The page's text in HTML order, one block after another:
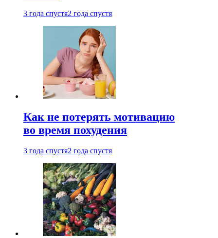
3 года спустя2 года спустя
Как не потерять мотивацию
во время похудения
3 года спустя2 года спустя